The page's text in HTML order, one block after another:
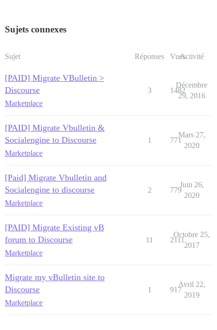
Sujets connexes
Sujet Réponses VuesActivité
[PAID] Migrate VBulletin >
Discourse
Marketplace
3 1482
Décembre
29, 2016
[PAID] Migrate Vbulletin &
Socialengine to Discourse
Marketplace
1 771
Mars 27,
2020
[Paid] Migrate Vbulletin and
Socialengine to discourse
Marketplace
2 779
Juin 26,
2020
[PAID] Migrate Existing vB
forum to Discourse
Marketplace
11 2111
Octobre 25,
2017
Migrate my vBulletin site to
Discourse
Marketplace
1 917
Avril 22,
2019